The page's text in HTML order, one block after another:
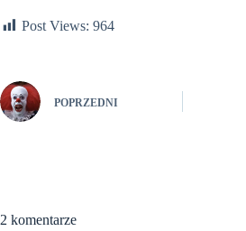
Post Views: 964
POPRZEDNI
2 komentarze